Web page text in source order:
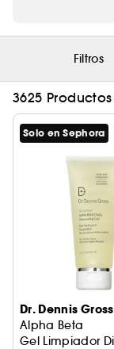
Filtros
3625 Productos
Solo en Sephora
Dr. Dennis Gross
Alpha Beta
Gel Limpiador